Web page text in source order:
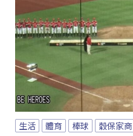
生活 體育 棒球 穀保家商